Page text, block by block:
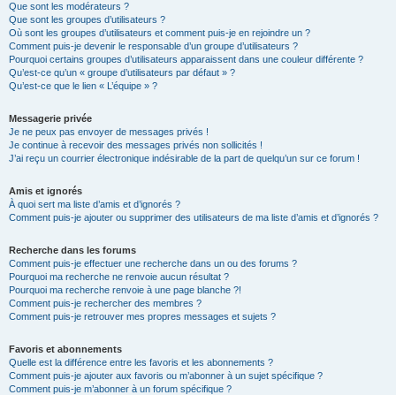
Que sont les modérateurs ?
Que sont les groupes d’utilisateurs ?
Où sont les groupes d’utilisateurs et comment puis-je en rejoindre un ?
Comment puis-je devenir le responsable d’un groupe d’utilisateurs ?
Pourquoi certains groupes d’utilisateurs apparaissent dans une couleur différente ?
Qu’est-ce qu’un « groupe d’utilisateurs par défaut » ?
Qu’est-ce que le lien « L’équipe » ?
Messagerie privée
Je ne peux pas envoyer de messages privés !
Je continue à recevoir des messages privés non sollicités !
J’ai reçu un courrier électronique indésirable de la part de quelqu’un sur ce forum !
Amis et ignorés
À quoi sert ma liste d’amis et d’ignorés ?
Comment puis-je ajouter ou supprimer des utilisateurs de ma liste d’amis et d’ignorés ?
Recherche dans les forums
Comment puis-je effectuer une recherche dans un ou des forums ?
Pourquoi ma recherche ne renvoie aucun résultat ?
Pourquoi ma recherche renvoie à une page blanche ?!
Comment puis-je rechercher des membres ?
Comment puis-je retrouver mes propres messages et sujets ?
Favoris et abonnements
Quelle est la différence entre les favoris et les abonnements ?
Comment puis-je ajouter aux favoris ou m’abonner à un sujet spécifique ?
Comment puis-je m’abonner à un forum spécifique ?